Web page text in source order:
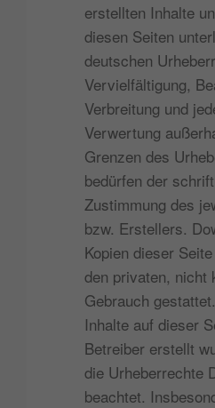
erstellten Inhalte
diesen Seiten
deutschen
Vervielfältigung,
Verbreitung und
Verwertung
Grenzen des
bedürfen der
Zustimmung des
bzw. Erstellers.
Kopien dieser
den privaten, nicht
Gebrauch
Inhalte auf dieser
Betreiber erstellt
die Urheberrechte
beachtet.